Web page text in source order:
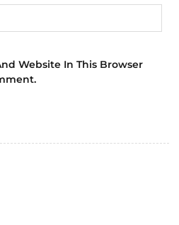
Website In This Browser